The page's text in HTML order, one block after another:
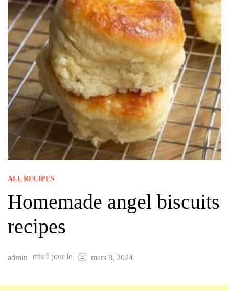
ALL RECIPES
Homemade angel biscuits
recipes
admin mis à jour le mars 8, 2024